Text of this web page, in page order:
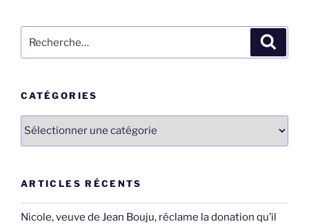
pour
CATÉGORIES
Catégories
ARTICLES RÉCENTS
Nicole, veuve de Jean Bouju, réclame la donation qu’il